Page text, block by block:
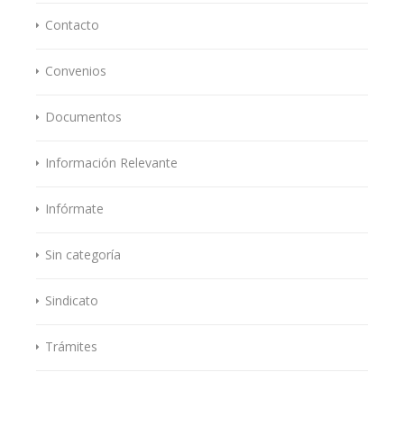
Contacto
Convenios
Documentos
Información Relevante
Infórmate
Sin categoría
Sindicato
Trámites